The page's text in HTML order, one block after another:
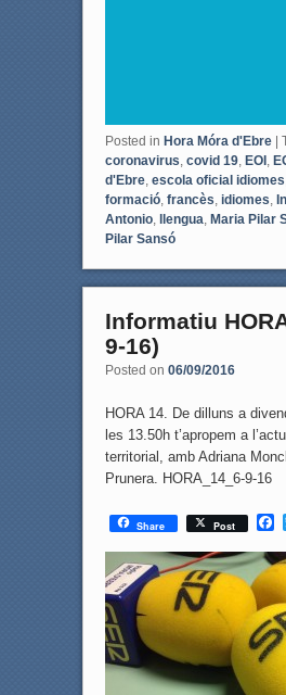
Posted in Hora Móra d'Ebre |
coronavirus covid 19, EOI,
d'Ebre, escola oficial idiomes
formació, francès idiomes
Antonio, llengua Maria Pilar
Pilar Sansó
Informatiu
9-16)
Posted on 06/09/2016
HORA 14. De dilluns a
les 13.50h t’apropem a
territorial, amb Adriana
Prunera. HORA_14_6-9-16
Share Post
F
c
b
o
o
k